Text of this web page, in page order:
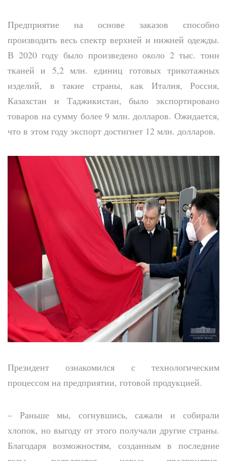
Предприятие на основе заказов способно
производить весь спектр верхней и нижней одежды.
В 2020 году было произведено около 2 тыс. тонн
тканей и 5,2 млн. единиц готовых трикотажных
изделий, в такие страны, как Италия, Россия,
Казахстан и Таджикистан, было экспортировано
товаров на сумму более 9 млн. долларов. Ожидается,
что в этом году экспорт достигнет 12 млн. долларов.
Президент ознакомился с технологическим
процессом на предприятии, готовой продукцией.
– Раньше мы, согнувшись, сажали и собирали
хлопок, но выгоду от этого получали другие страны.
Благодаря возможностям, созданным в последние